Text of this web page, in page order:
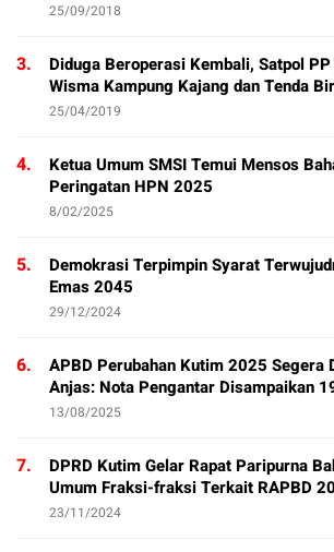
25/09/2018
3.
Diduga Beroperasi Kembali, Satpol
Wisma Kampung Kajang dan Tenda
25/04/2019
4.
Ketua Umum SMSI Temui Mensos
Peringatan HPN 2025
8/02/2025
5.
Demokrasi Terpimpin Syarat
Emas 2045
29/12/2024
6.
APBD Perubahan Kutim 2025 Segera
Anjas: Nota Pengantar Disampaikan
13/08/2025
7.
DPRD Kutim Gelar Rapat Paripurna
Umum Fraksi-fraksi Terkait RAPBD
23/11/2024